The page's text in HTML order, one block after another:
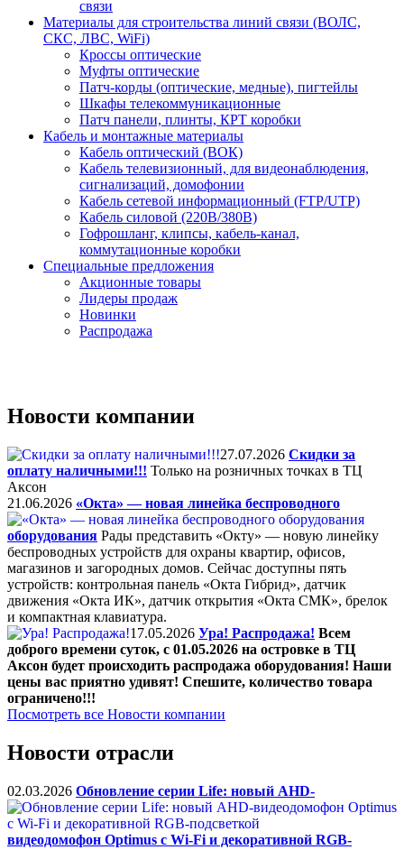
связи
Материалы для строительства линий связи (ВОЛС,
СКС, ЛВС, WiFi)
Кроссы оптические
Муфты оптические
Патч-корды (оптические, медные), пигтейлы
Шкафы телекоммуникационные
Патч панели, плинты, КРТ коробки
Кабель и монтажные материалы
Кабель оптический (ВОК)
Кабель телевизионный, для видеонаблюдения,
сигнализаций, домофонии
Кабель сетевой информационный (FTP/UTP)
Кабель силовой (220В/380В)
Гофрошланг, клипсы, кабель-канал,
коммутационные коробки
Специальные предложения
Акционные товары
Лидеры продаж
Новинки
Распродажа
Новости компании
27.07.2026 Скидки за
оплату наличными!!! Только на розничных точках в ТЦ
Аксон
21.06.2026 «Окта» — новая линейка беспроводного
оборудования Рады представить «Окту» — новую линейку
беспроводных устройств для охраны квартир, офисов,
магазинов и загородных домов. Сейчас доступны пять
устройств: контрольная панель «Окта Гибрид», датчик
движения «Окта ИК», датчик открытия «Окта СМК», брелок
и компактная клавиатура.
17.05.2026 Ура! Распродажа! Всем
доброго времени суток, с 01.05.2026 на островке в ТЦ
Аксон будет происходить распродажа оборудования! Наши
цены вас приятно удивят! Спешите, количество товара
ограничено!!!
Посмотреть все Новости компании
Новости отрасли
02.03.2026 Обновление серии Life: новый AHD-
видеодомофон Optimus с Wi-Fi и декоративной RGB-